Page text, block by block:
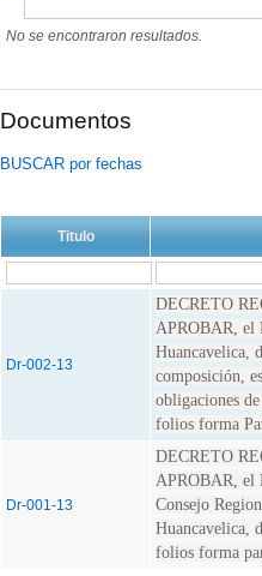
No se encontraron resultados.
Documentos
BUSCAR por fechas
Titulo
Dr-002-13
DECRETO
APROBAR, el
Huancavelica,
composición,
obligaciones
folios forma
Dr-001-13
DECRETO
APROBAR, el
Consejo
Huancavelica,
folios forma